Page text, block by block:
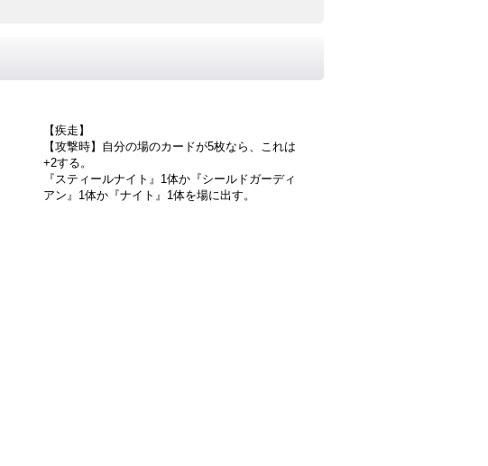
【疾走】
【攻撃時】自分の場のカードが5枚なら、これは
+2する。
『スティールナイト』1体か『シールドガーディ
アン』1体か『ナイト』1体を場に出す。